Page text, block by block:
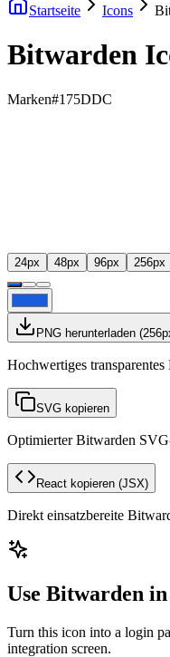
Startseite Icons
Bitwarden
Marken#175DDC
24px 48px 96px 256px
PNG herunterladen (256
Hochwertiges
SVG kopieren
Optimierter Bitwarden
React kopieren (JSX)
Direkt einsatzbereite
Use Bitwarden
Turn this icon into a login
integration screen.